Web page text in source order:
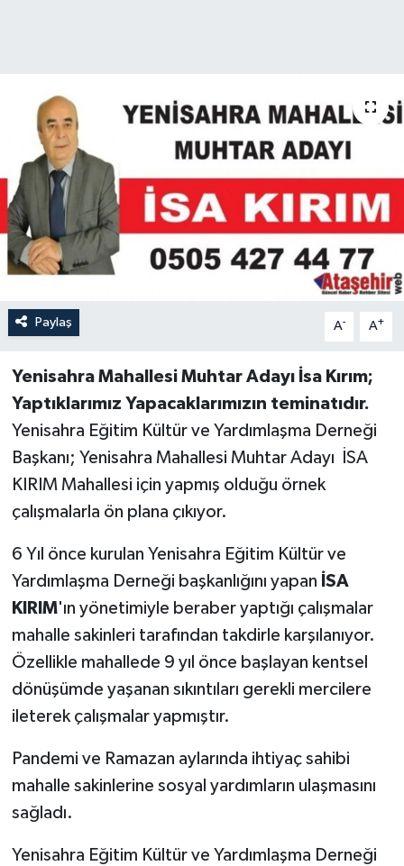
Paylaş A- A+
Yenisahra Mahallesi Muhtar Adayı İsa Kırım;
Yaptıklarımız Yapacaklarımızın teminatıdır.
Yenisahra Eğitim Kültür ve Yardımlaşma Derneği
Başkanı; Yenisahra Mahallesi Muhtar Adayı İSA
KIRIM Mahallesi için yapmış olduğu örnek
çalışmalarla ön plana çıkıyor.
6 Yıl önce kurulan Yenisahra Eğitim Kültür ve
Yardımlaşma Derneği başkanlığını yapan İSA
KIRIM'ın yönetimiyle beraber yaptığı çalışmalar
mahalle sakinleri tarafından takdirle karşılanıyor.
Özellikle mahallede 9 yıl önce başlayan kentsel
dönüşümde yaşanan sıkıntıları gerekli mercilere
ileterek çalışmalar yapmıştır.
Pandemi ve Ramazan aylarında ihtiyaç sahibi
mahalle sakinlerine sosyal yardımların ulaşmasını
sağladı.
Yenisahra Eğitim Kültür ve Yardımlaşma Derneği